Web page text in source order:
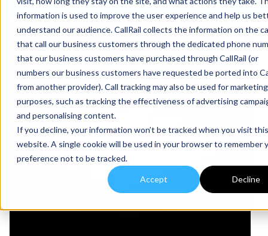
information is used to improve the user experience and help us
understand our audience. CallRail collects the information on the
that call our business customers through the dedicated phone
that our business customers have purchased through CallRail (or
numbers our business customers have requested be ported into
from another provider). Call tracking may also be used for marketing
purposes, such as tracking the effectiveness of advertising
and personalising content.
If you decline, your information won’t be tracked when you visit this
website. A single cookie will be used in your browser to remember
preference not to be tracked.
Accept Decline